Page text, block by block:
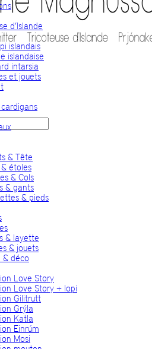
d’Islande
islandais
islandaise
intarsia
et jouets
cardigans
& Tête
étoles
& Cols
& gants
& pieds
& layette
& jouets
& déco
Love Story
Love Story + lopi
Gilitrutt
Grýla
Katla
Einrúm
Mosi